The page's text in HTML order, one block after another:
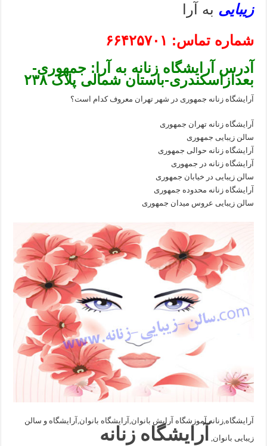
زیبایی به آرا
شماره تماس: ۶۶۴۲۵۷۰۱
آدرس آرایشگاه زنانه به آرا: جمهوری-
بعدازاسکندری-باستان شمالی پلاک ۲۳۸
آرایشگاه زنانه جمهوری در شهر تهران معروف کدام است؟
آرایشگاه زنانه تهران جمهوری
سالن زیبایی جمهوری
آرایشگاه زنانه حوالی جمهوری
آرایشگاه زنانه در جمهوری
سالن زیبایی در خیابان جمهوری
آرایشگاه زنانه محدوده جمهوری
سالن زیبایی عروس میدان جمهوری
آرایشگاه,زنانه,آموزشگاه آرایش بانوان,آرایشگاه بانوان,آرایشگاه و سالن
زیبایی بانوان,
آرایشگاه زنانه